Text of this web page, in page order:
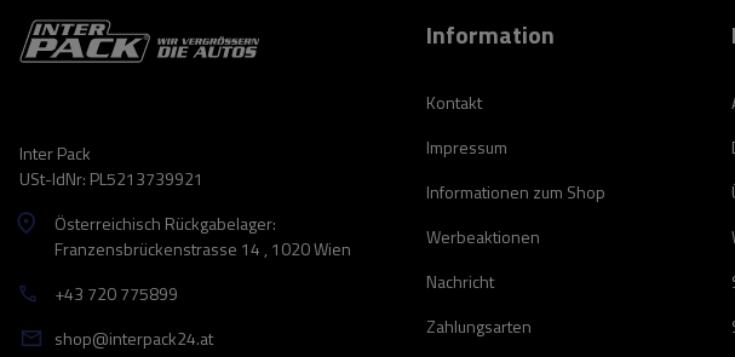
Inter Pack
USt-IdNr: PL5213739921
Österreichisch Rückgabelager:
Franzensbrückenstrasse 14 , 1020 Wien
+43 720 775899
shop@interpack24.at
Information
Kontakt
Impressum
Informationen zum Shop
Werbeaktionen
Nachricht
Zahlungsarten